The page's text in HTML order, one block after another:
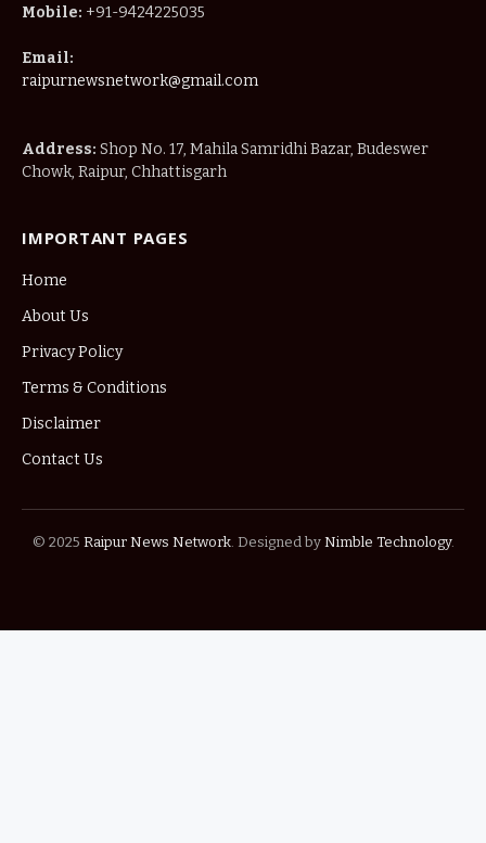
Mobile: +91-9424225035
Email:
raipurnewsnetwork@gmail.com
Address: Shop No. 17, Mahila Samridhi Bazar, Budeswer
Chowk, Raipur, Chhattisgarh
IMPORTANT PAGES
Home
About Us
Privacy Policy
Terms & Conditions
Disclaimer
Contact Us
© 2025 Raipur News Network. Designed by Nimble Technology.